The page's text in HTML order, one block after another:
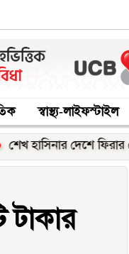
স্বাস্থ্য-লাইফস্টাইল
দেশে ফিরার ঘোষণা
টাকার